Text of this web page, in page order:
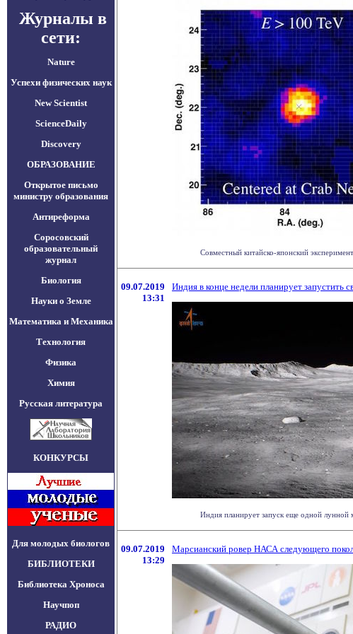
Журналы в
сети:
Nature
Успехи физических наук
New Scientist
ScienceDaily
Discovery
ОБРАЗОВАНИЕ
Открытое письмо
министру образования
Антиреформа
Соросовский
образовательный
журнал
Биология
Науки о Земле
Математика и Механика
Технология
Физика
Химия
Русская литература
КОНКУРСЫ
Для молодых биологов
БИБЛИОТЕКИ
Библиотека Хроноса
Научпоп
РАДИО
Совместный китайско-японский
09.07.2019
13:31
Индия в конце недели планирует
Индия планирует запуск еще одной лунной
09.07.2019
13:29
Марсианский ровер НАСА следующего